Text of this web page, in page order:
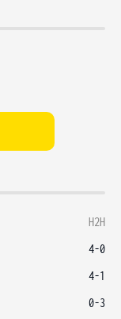
H2H
4-0
4-1
0-3